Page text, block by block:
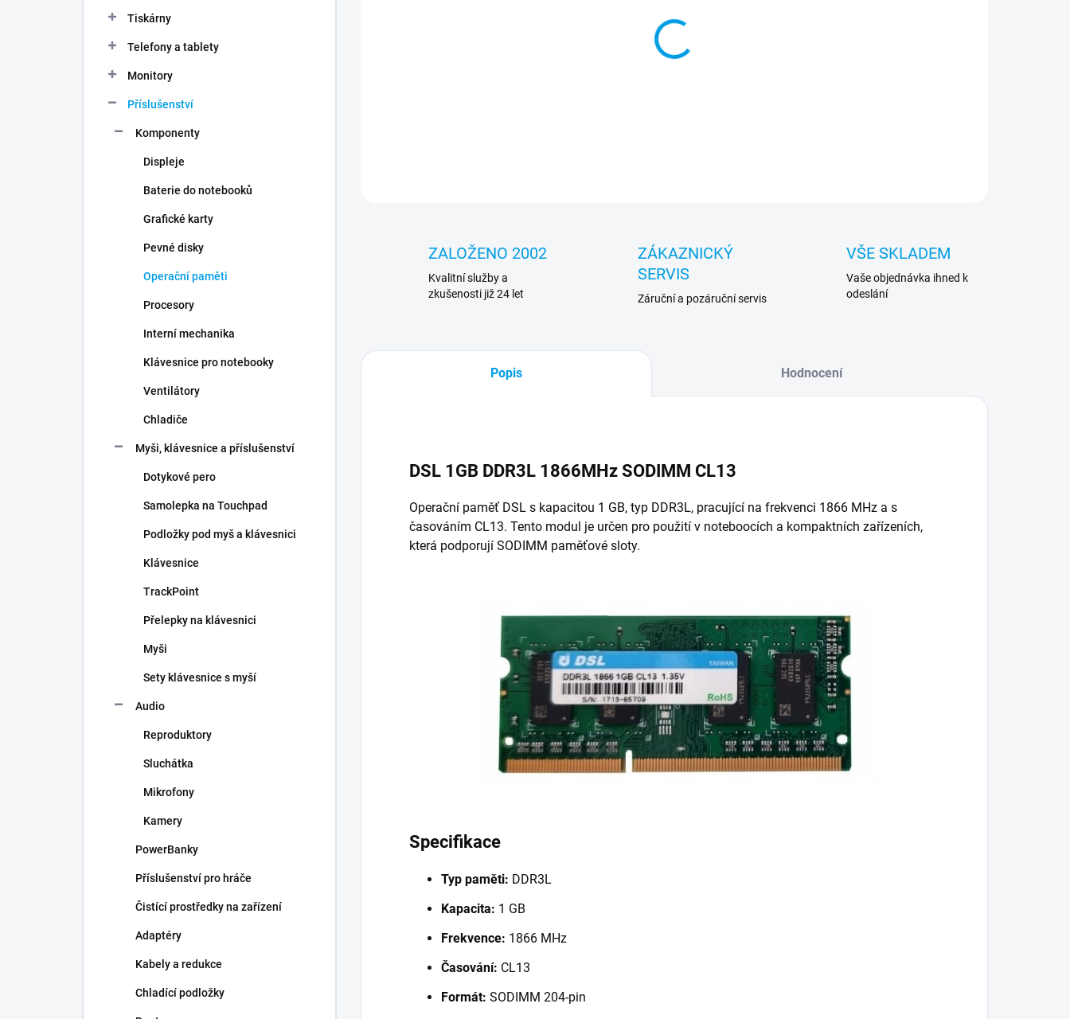
Tiskárny
Telefony a tablety
Monitory
Příslušenství
Komponenty
Displeje
Baterie do notebooků
Grafické karty
Pevné disky
Operační paměti
Procesory
Interní mechanika
Klávesnice pro notebooky
Ventilátory
Chladiče
Myši, klávesnice a příslušenství
Dotykové pero
Samolepka na Touchpad
Podložky pod myš a klávesnici
Klávesnice
TrackPoint
Přelepky na klávesnici
Myši
Sety klávesnice s myší
Audio
Reproduktory
Sluchátka
Mikrofony
Kamery
PowerBanky
Příslušenství pro hráče
Čistící prostředky na zařízení
Adaptéry
Kabely a redukce
Chladící podložky
ZALOŽENO 2002
Kvalitní služby a
zkušenosti již 24 let
ZÁKAZNICKÝ
SERVIS
Záruční a pozáruční servis
VŠE SKLADEM
Vaše objednávka ihned k
odeslání
Popis Hodnocení
DSL 1GB DDR3L 1866MHz SODIMM CL13
Operační paměť DSL s kapacitou 1 GB, typ DDR3L, pracující na frekvenci 1866 MHz a s
časováním CL13. Tento modul je určen pro použití v noteboocích a kompaktních zařízeních,
která podporují SODIMM paměťové sloty.
Specifikace
Typ paměti: DDR3L
Kapacita: 1 GB
Frekvence: 1866 MHz
Časování: CL13
Formát: SODIMM 204-pin